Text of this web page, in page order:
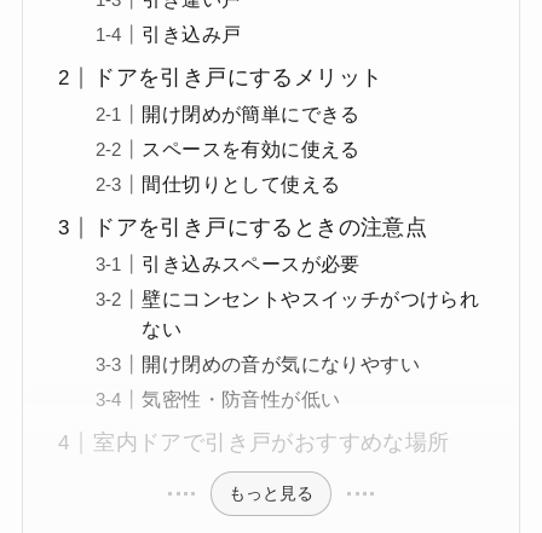
引き込み戸
ドアを引き戸にするメリット
開け閉めが簡単にできる
スペースを有効に使える
間仕切りとして使える
ドアを引き戸にするときの注意点
引き込みスペースが必要
壁にコンセントやスイッチがつけられ
ない
開け閉めの音が気になりやすい
気密性・防音性が低い
室内ドアで引き戸がおすすめな場所
もっと見る